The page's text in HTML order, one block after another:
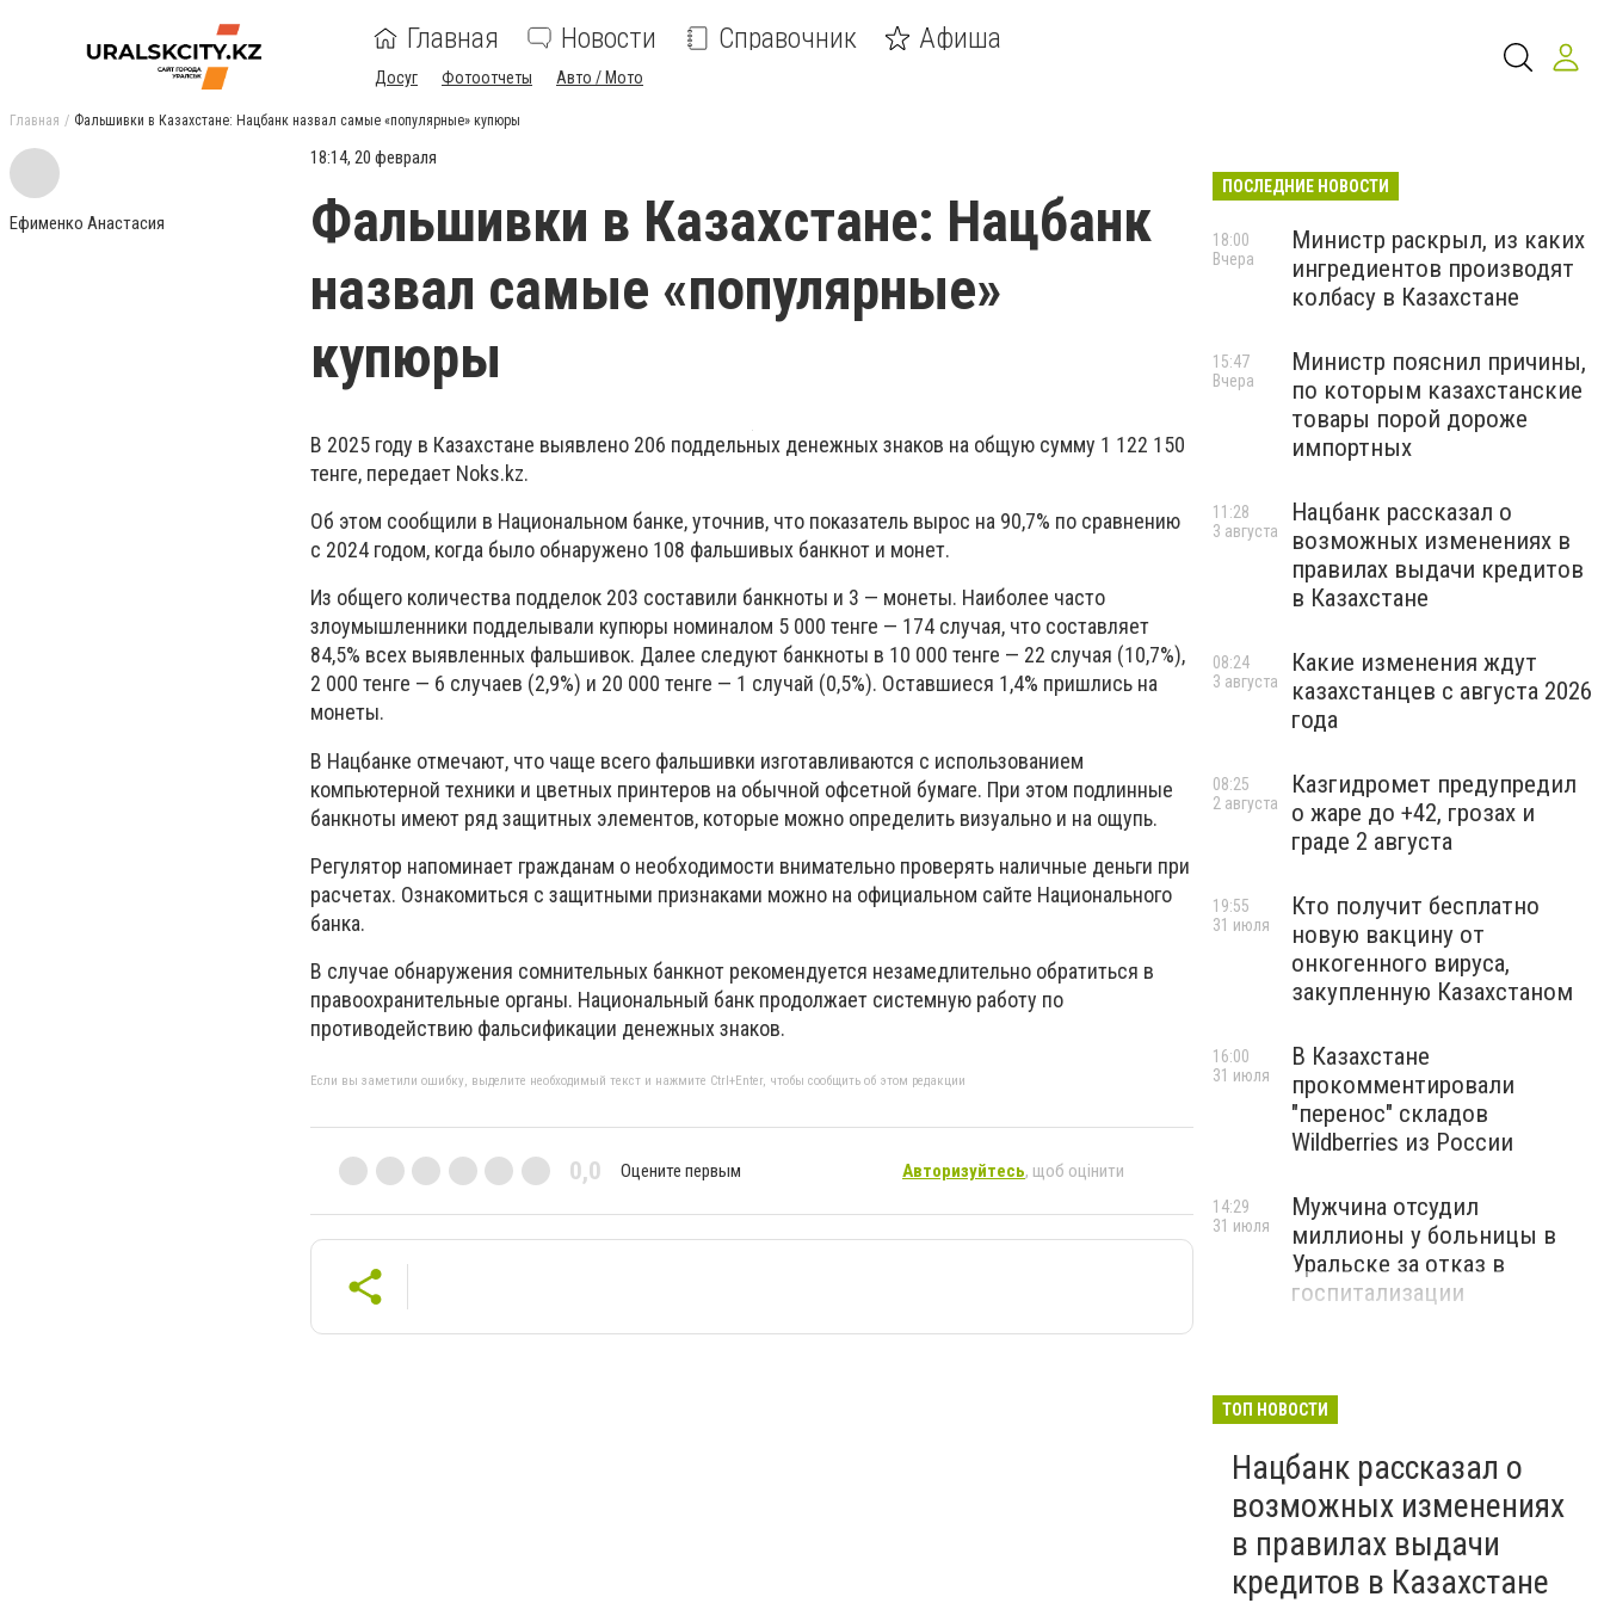
Главная Новости Справочник Афиша
Досуг Фотоотчеты Авто / Мото
Главная Фальшивки в Казахстане: Нацбанк назвал самые «популярные» купюры
Ефименко Анастасия
18:14, 20 февраля
Фальшивки в Казахстане: Нацбанк
назвал самые «популярные»
купюры
В 2025 году в Казахстане выявлено 206 поддельных денежных знаков на общую сумму 1 122 150
тенге, передает Noks.kz.
Об этом сообщили в Национальном банке, уточнив, что показатель вырос на 90,7% по сравнению
с 2024 годом, когда было обнаружено 108 фальшивых банкнот и монет.
Из общего количества подделок 203 составили банкноты и 3 — монеты. Наиболее часто
злоумышленники подделывали купюры номиналом 5 000 тенге — 174 случая, что составляет
84,5% всех выявленных фальшивок. Далее следуют банкноты в 10 000 тенге — 22 случая (10,7%),
2 000 тенге — 6 случаев (2,9%) и 20 000 тенге — 1 случай (0,5%). Оставшиеся 1,4% пришлись на
монеты.
В Нацбанке отмечают, что чаще всего фальшивки изготавливаются с использованием
компьютерной техники и цветных принтеров на обычной офсетной бумаге. При этом подлинные
банкноты имеют ряд защитных элементов, которые можно определить визуально и на ощупь.
Регулятор напоминает гражданам о необходимости внимательно проверять наличные деньги при
расчетах. Ознакомиться с защитными признаками можно на официальном сайте Национального
банка.
В случае обнаружения сомнительных банкнот рекомендуется незамедлительно обратиться в
правоохранительные органы. Национальный банк продолжает системную работу по
противодействию фальсификации денежных знаков.
Если вы заметили ошибку, выделите необходимый текст и нажмите Ctrl+Enter, чтобы сообщить об этом редакции
0,0 Оцените первым Авторизуйтесь, щоб оцінити
ПОСЛЕДНИЕ НОВОСТИ
Министр раскрыл, из каких
ингредиентов производят
колбасу в Казахстане
18:00
Вчера
Министр пояснил причины,
по которым казахстанские
товары порой дороже
импортных
15:47
Вчера
Нацбанк рассказал о
возможных изменениях в
правилах выдачи кредитов
в Казахстане
11:28
3 августа
Какие изменения ждут
казахстанцев с августа 2026
года
08:24
3 августа
Казгидромет предупредил
о жаре до +42, грозах и
граде 2 августа
08:25
2 августа
Кто получит бесплатно
новую вакцину от
онкогенного вируса,
закупленную Казахстаном
19:55
31 июля
В Казахстане
прокомментировали
"перенос" складов
Wildberries из России
16:00
31 июля
Мужчина отсудил
миллионы у больницы в
Уральске за отказ в
госпитализации
14:29
31 июля
ТОП НОВОСТИ
Нацбанк рассказал о
возможных изменениях
в правилах выдачи
кредитов в Казахстане